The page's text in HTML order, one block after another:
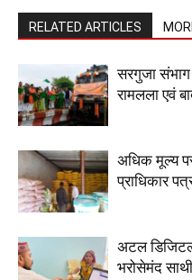
RELATED ARTICLES
सरगुजा
रामलला एवं
अधिक मूल्य
प्राधिकार
अटल डिजिटल
भरोसेमंद साथी